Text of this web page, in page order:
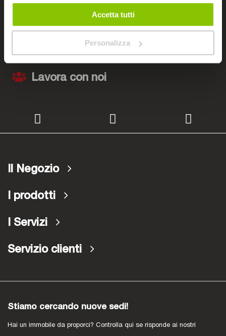
Accetta tutti
Personalizza
Lavora con noi
Il Negozio
I prodotti
I Servizi
Servizio clienti
Stiamo cercando nuove sedi!
Hai un immobile da proporci? Controlla qui se risponde ai nostri